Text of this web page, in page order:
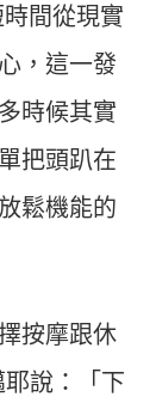
間從現實
，這一發
時候其實
把頭趴在
鬆機能的
按摩跟休
耶說：「下